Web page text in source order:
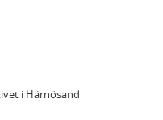
i Härnösand